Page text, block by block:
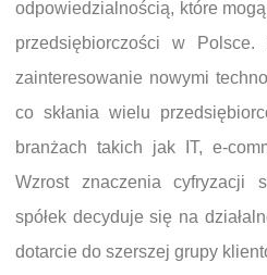
odpowiedzialnością, które
przedsiębiorczości w Polsce.
zainteresowanie nowymi
co skłania wielu
branżach takich jak IT, e-
Wzrost znaczenia cyfryzacji
spółek decyduje się na
dotarcie do szerszej grupy